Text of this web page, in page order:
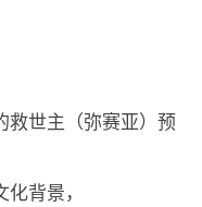
救世主（弥赛亚）预
背景，